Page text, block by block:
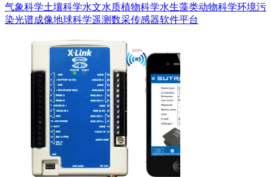
气象科学土壤科学水文水质植物科学水生藻类动物科学环境污
染光谱成像地球科学遥测数采传感器软件平台